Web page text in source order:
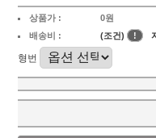
상품가 :
0원
배송비 :
(조건) !
형번